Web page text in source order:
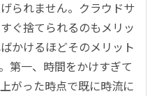
られません。クラウドサ
ぐ捨てられるのもメリッ
かけるほどそのメリット
第一、時間をかけすぎて
がった時点で既に時流に